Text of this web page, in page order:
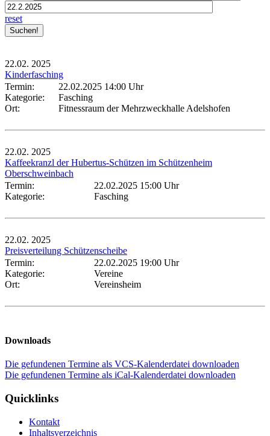
reset
22.02. 2025
Kinderfasching
Termin:
22.02.2025 14:00 Uhr
Kategorie:
Fasching
Ort:
Fitnessraum der Mehrzweckhalle Adelshofen
22.02. 2025
Kaffeekranzl der Hubertus-Schützen im Schützenheim
Oberschweinbach
Termin:
22.02.2025 15:00 Uhr
Kategorie:
Fasching
22.02. 2025
Preisverteilung Schützenscheibe
Termin:
22.02.2025 19:00 Uhr
Kategorie:
Vereine
Ort:
Vereinsheim
Downloads
Die gefundenen Termine als VCS-Kalenderdatei downloaden
Die gefundenen Termine als iCal-Kalenderdatei downloaden
Quicklinks
Kontakt
Inhaltsverzeichnis